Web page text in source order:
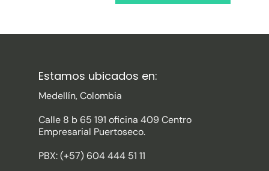
Estamos ubicados en:
Medellín, Colombia
Calle 8 b 65 191 oficina 409 Centro
Empresarial Puertoseco.
PBX: (+57) 604 444 51 11